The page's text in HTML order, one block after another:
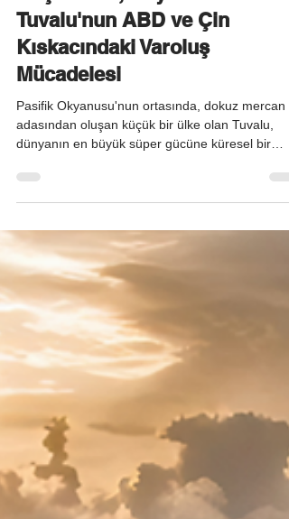
Küçük Ada, Büyük Kriz:
Tuvalu'nun ABD ve Çin
Kıskacındaki Varoluş
Mücadelesi
Pasifik Okyanusu'nun ortasında, dokuz mercan
adasından oluşan küçük bir ülke olan Tuvalu,
dünyanın en büyük süper gücüne küresel bir
seviyelerinin ülkeyi haritadan silmekle tehdit ettiği
varoluşsal bir iklim krizi. Diğer yanda ise Çin'in
diplomatik tanınma karşılığında "yapay adalar
etme" teklifiyle kendini gösteren, ABD ile
arasındaki acımasız jeopolitik nüfuz mücadelesi.
Bir